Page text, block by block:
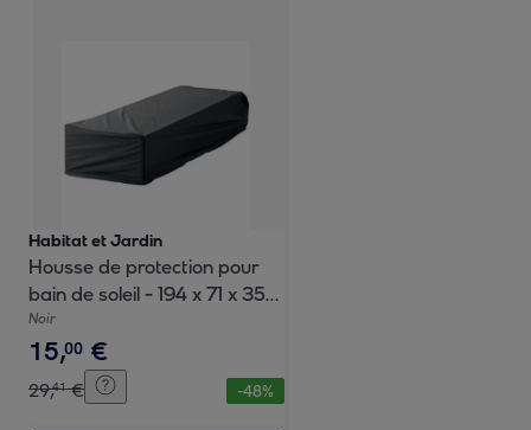
Habitat et Jardin
Housse de protection pour
bain de soleil - 194 x 71 x 35
cm - Noir
Noir
15,00 €
29,41 € -48%